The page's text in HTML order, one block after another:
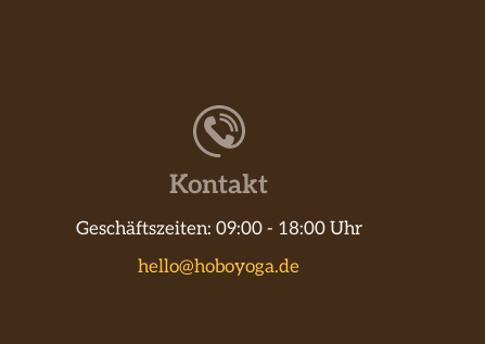
Kontakt
Geschäftszeiten: 09:00 - 18:00 Uhr
hello@hoboyoga.de